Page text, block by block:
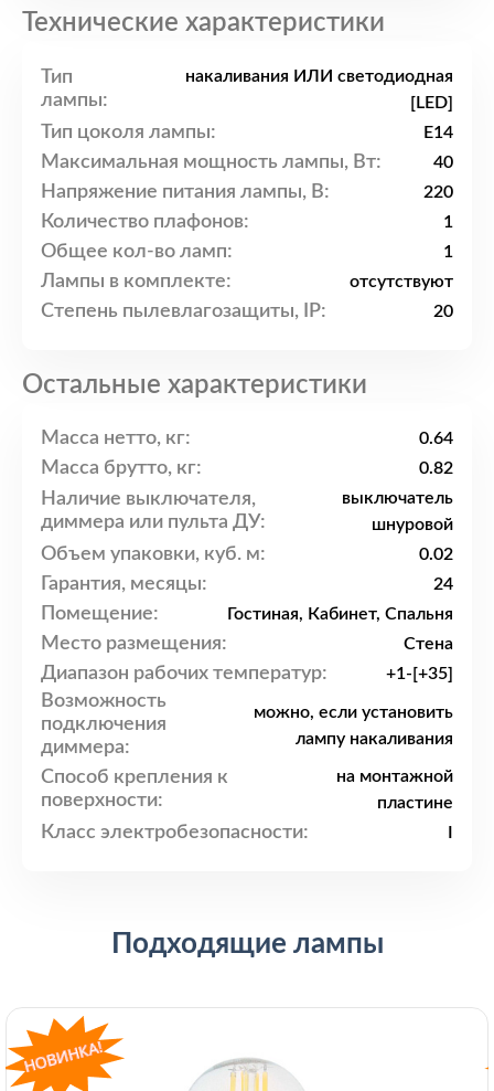
Технические характеристики
Тип
лампы:
накаливания ИЛИ светодиодная
[LED]
Тип цоколя лампы: E14
Максимальная мощность лампы, Вт: 40
Напряжение питания лампы, В: 220
Количество плафонов: 1
Общее кол-во ламп: 1
Лампы в комплекте: отсутствуют
Степень пылевлагозащиты, IP: 20
Остальные характеристики
Масса нетто, кг: 0.64
Масса брутто, кг: 0.82
Наличие выключателя,
диммера или пульта ДУ:
выключатель
шнуровой
Объем упаковки, куб. м: 0.02
Гарантия, месяцы: 24
Помещение: Гостиная, Кабинет, Спальня
Место размещения: Стена
Диапазон рабочих температур: +1-[+35]
Возможность
подключения
диммера:
можно, если установить
лампу накаливания
Способ крепления к
поверхности:
на монтажной
пластине
Класс электробезопасности:
Подходящие лампы